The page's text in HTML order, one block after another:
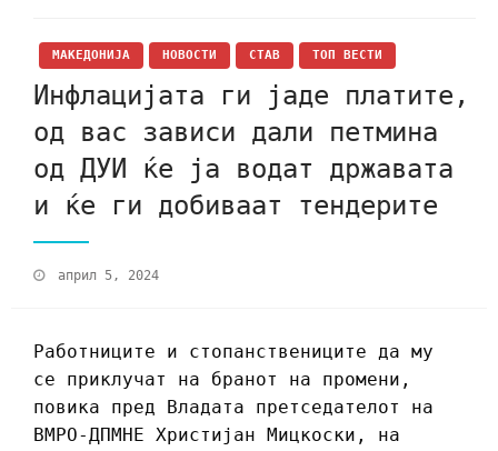
МАКЕДОНИЈА НОВОСТИ СТАВ ТОП ВЕСТИ
Инфлацијата ги јаде платите,
од вас зависи дали петмина
од ДУИ ќе ја водат државата
и ќе ги добиваат тендерите
април 5, 2024
Работниците и стопанствениците да му
се приклучат на бранот на промени,
повика пред Владата претседателот на
ВМРО-ДПМНЕ Христијан Мицкоски, на